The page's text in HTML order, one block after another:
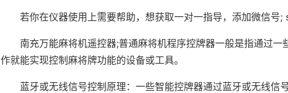
若你在仪器使用上需要帮助，想获取一对一指导，添加微信号;
南充万能麻将机遥控器;普通麻将机程序控牌器一般是指通过
作就能实现控制麻将牌功能的设备或工具。
蓝牙或无线信号控制原理：一些智能控牌器通过蓝牙或无线信